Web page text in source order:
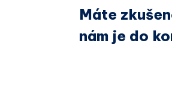
Máte
nám je do